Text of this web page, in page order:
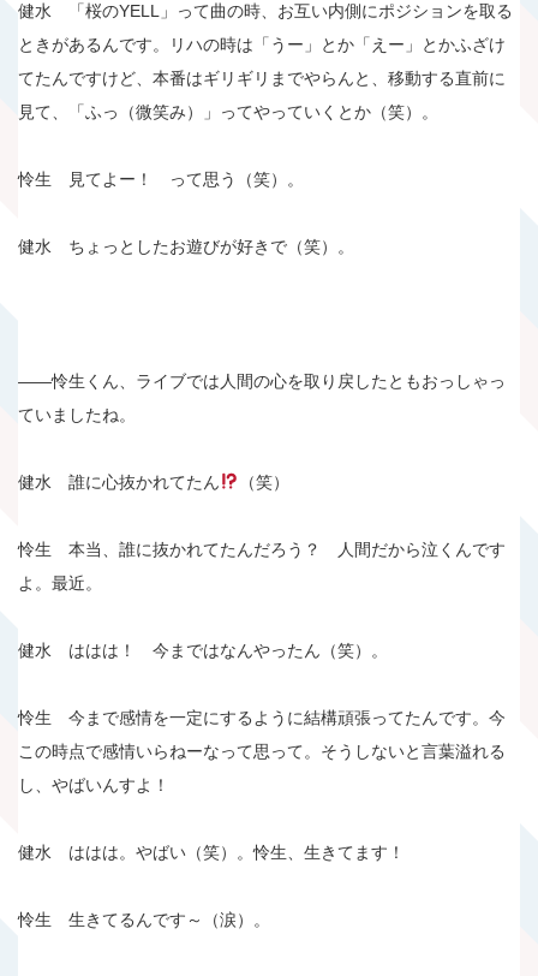
健水 「桜のYELL」って曲の時、お互い内側にポジションを取る
ときがあるんです。リハの時は「うー」とか「えー」とかふざけ
てたんですけど、本番はギリギリまでやらんと、移動する直前に
見て、「ふっ（微笑み）」ってやっていくとか（笑）。
怜生 見てよー！ って思う（笑）。
健水 ちょっとしたお遊びが好きで（笑）。
――怜生くん、ライブでは人間の心を取り戻したともおっしゃっ
ていましたね。
健水 誰に心抜かれてたん （笑）
怜生 本当、誰に抜かれてたんだろう？ 人間だから泣くんです
よ。最近。
健水 ははは！ 今まではなんやったん（笑）。
怜生 今まで感情を一定にするように結構頑張ってたんです。今
この時点で感情いらねーなって思って。そうしないと言葉溢れる
し、やばいんすよ！
健水 ははは。やばい（笑）。怜生、生きてます！
怜生 生きてるんです～（涙）。